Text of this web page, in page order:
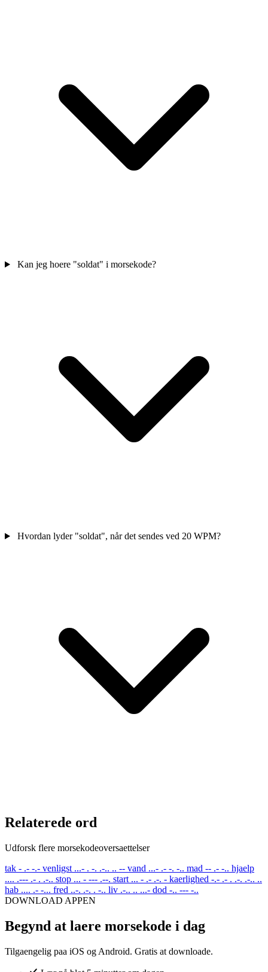
Kan jeg hoere "soldat" i morsekode?
Hvordan lyder "soldat", når det sendes ved 20 WPM?
Relaterede ord
Udforsk flere morsekodeoversaettelser
tak - .- -.- venligst ...- . -. .-.. .. -- vand ...- .- -. -.. mad -- .- -.. hjaelp
.... .--- .- . .-.. stop ... - --- .--. start ... - .- .-. - kaerlighed -.- .- . .-. .-.. ..
hab .... .- -... fred ..-. .-. . -.. liv .-.. .. ...- dod -.. --- -..
DOWNLOAD APPEN
Begynd at laere morsekode i dag
Tilgaengelig paa iOS og Android. Gratis at downloade.